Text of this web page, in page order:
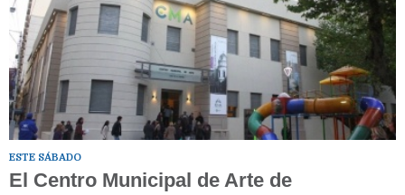
ESTE SÁBADO
El Centro Municipal de Arte de